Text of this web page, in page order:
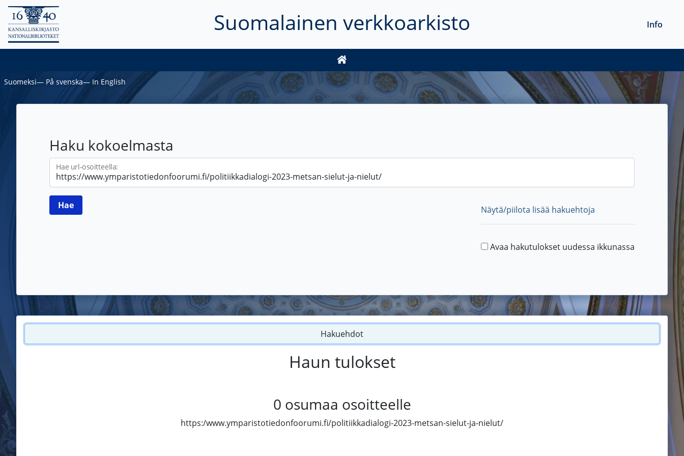
Suomalainen verkkoarkisto Info
Suomeksi― På svenska― In English
Haku kokoelmasta
Hae url-osoitteella:
Näytä/piilota lisää hakuehtoja
Avaa hakutulokset uudessa ikkunassa
Hakuehdot
Haun tulokset
0 osumaa osoitteelle
https:/www.ymparistotiedonfoorumi.fi/politiikkadialogi-2023-metsan-sielut-ja-nielut/